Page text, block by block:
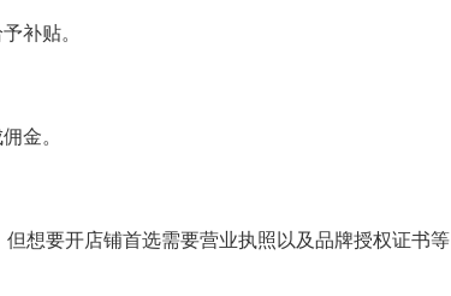
补贴。
金。
要开店铺首选需要营业执照以及品牌授权证书等